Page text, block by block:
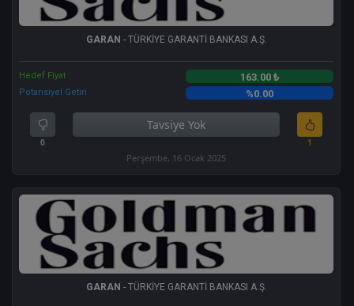
GARAN - TÜRKİYE GARANTİ BANKASI A.Ş.
Hedef Fiyat 163.00 ₺
Potansiyel Getiri %0.00
0
Tavsiye Yok
1
Perşembe, 16 Ocak 2025
GARAN - TÜRKİYE GARANTİ BANKASI A.Ş.